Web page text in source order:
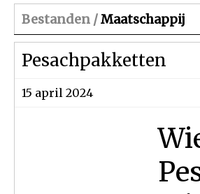
Bestanden /Maatschappij
Pesachpakketten
15 april 2024